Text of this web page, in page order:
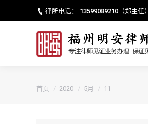
律所电话： 13599089210 （郑主任）
您的位置：
首页 2020 5月 11